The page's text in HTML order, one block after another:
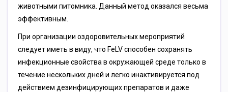
животными питомника. Данный метод оказался весьма
эффективным.
При организации оздоровительных мероприятий
следует иметь в виду, что FеLV способен сохранять
инфекционные свойства в окружающей среде только в
течение нескольких дней и легко инактивируется под
действием дезинфицирующих препаратов и даже